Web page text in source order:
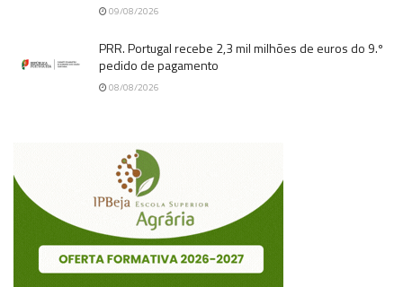
09/08/2026
PRR. Portugal recebe 2,3 mil milhões de euros do 9.º
pedido de pagamento
08/08/2026